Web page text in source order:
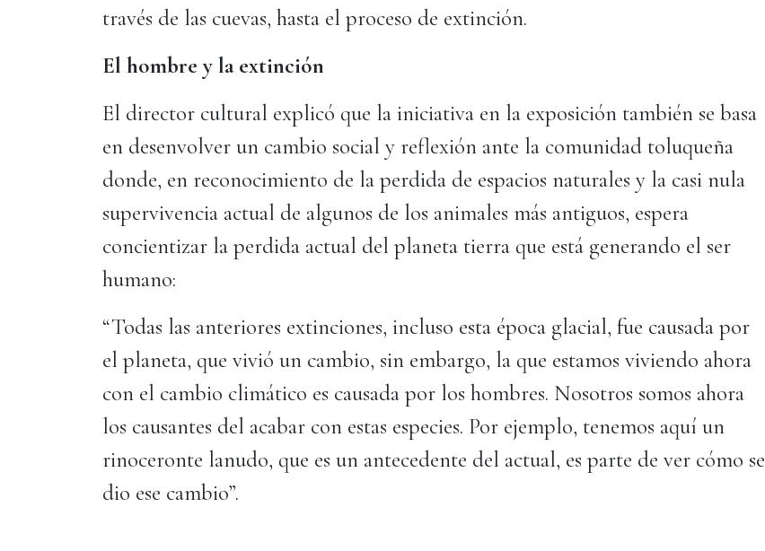
través de las cuevas, hasta el proceso de extinción.
El hombre y la extinción
El director cultural explicó que la iniciativa en la exposición también se basa
en desenvolver un cambio social y reflexión ante la comunidad toluqueña
donde, en reconocimiento de la perdida de espacios naturales y la casi nula
supervivencia actual de algunos de los animales más antiguos, espera
concientizar la perdida actual del planeta tierra que está generando el ser
humano:
“Todas las anteriores extinciones, incluso esta época glacial, fue causada por
el planeta, que vivió un cambio, sin embargo, la que estamos viviendo ahora
con el cambio climático es causada por los hombres. Nosotros somos ahora
los causantes del acabar con estas especies. Por ejemplo, tenemos aquí un
rinoceronte lanudo, que es un antecedente del actual, es parte de ver cómo se
dio ese cambio”.